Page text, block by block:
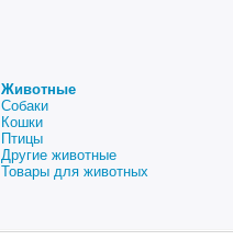
Животные
Собаки
Кошки
Птицы
Другие животные
Товары для животных